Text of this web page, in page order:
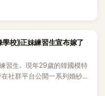
：「他們到底是怎麼認識
校》正妹練習生宣布嫁了
習生、現年29歲的韓國模特
在社群平台公開一系列婚紗
曝光後讓不少曾追看節目的